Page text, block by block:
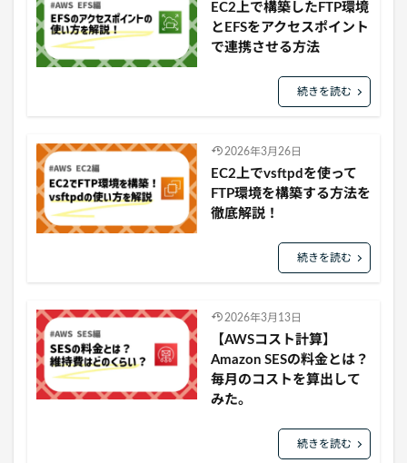
EC2上で構築したFTP環境
とEFSをアクセスポイント
で連携させる方法
続きを読む
2026年3月26日
EC2上でvsftpdを使って
FTP環境を構築する方法を
徹底解説！
続きを読む
2026年3月13日
【AWSコスト計算】
Amazon SESの料金とは？
毎月のコストを算出して
みた。
続きを読む